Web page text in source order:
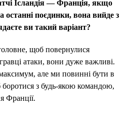
Ісландія — Франція, якщо
останні поєдинки, вона вийде з
ви такий варіант?
щоб повернулися
атаки, вони дуже важливі.
але ми повинні бути в
з будь-якою командою,
Франції.